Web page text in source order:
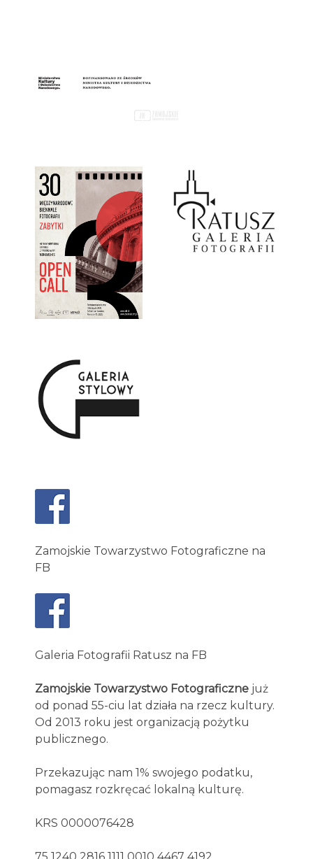
Zamojskie Towarzystwo Fotograficzne na
FB
Galeria Fotografii Ratusz na FB
Zamojskie Towarzystwo Fotograficzne już
od ponad 55-ciu lat działa na rzecz kultury.
Od 2013 roku jest organizacją pożytku
publicznego.
Przekazując nam 1% swojego podatku,
pomagasz rozkręcać lokalną kulturę.
KRS 0000076428
75 1240 2816 1111 0010 4467 4192